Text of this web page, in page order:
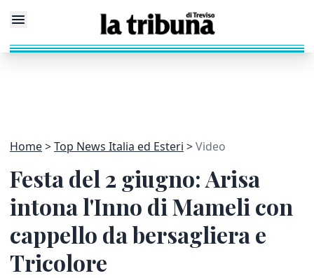
Home Top News Italia ed Esteri Video
Festa del 2 giugno: Arisa
intona l'Inno di Mameli con
cappello da bersagliera e
Tricolore